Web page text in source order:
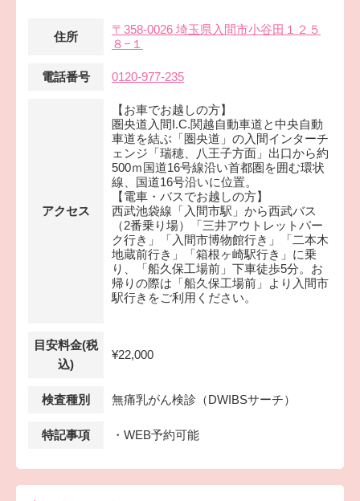
住所
〒358-0026 埼玉県入間市小谷田１２５
８−１
電話番号 0120-977-235
アクセス
【お車でお越しの方】
圏央道入間I.C.関越自動車道と中央自動
車道を結ぶ「圏央道」の入間インターチ
ェンジ「瑞穂、八王子方面」出口から約
500ｍ国道16号線沿い首都圏を囲む環状
線、国道16号沿いに位置。
【電車・バスでお越しの方】
西武池袋線「入間市駅」から西武バス
（2番乗り場）「三井アウトレットパー
ク行き」「入間市博物館行き」「二本木
地蔵前行き」「箱根ヶ崎駅行き」に乗
り、「船久保工場前」下車徒歩5分。お
帰りの際は「船久保工場前」より入間市
駅行きをご利用ください。
目安料金(税
込)
¥22,000
検査種別 無痛乳がん検診（DWIBSサーチ）
特記事項 ・WEB予約可能